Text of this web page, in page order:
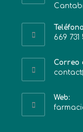
669 731
Correo
Web: